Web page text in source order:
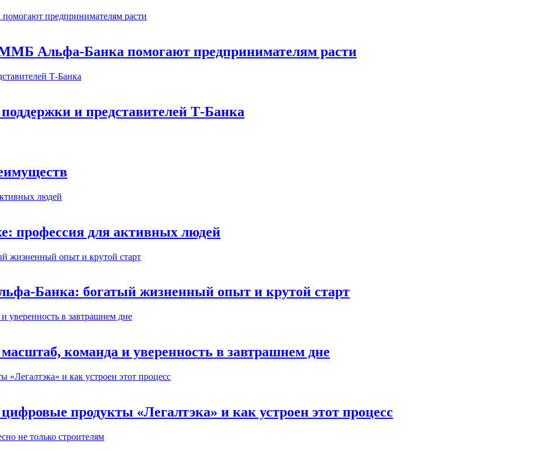
Альфа-Банка помогают предпринимателям расти
и представителей Т-Банка
профессия для активных людей
Банка: богатый жизненный опыт и крутой старт
команда и уверенность в завтрашнем дне
продукты «Легалтэка» и как устроен этот процесс